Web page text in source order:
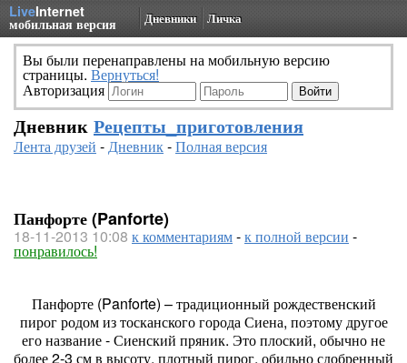
LiveInternet
мобильная версия Дневники Личка
Вы были перенаправлены на мобильную версию
страницы. Вернуться!
Авторизация
Дневник Рецепты_приготовления
Лента друзей -Дневник-Полная версия
Панфорте (Panforte)
18-11-2013 10:08 к комментариям-к полной версии -
понравилось!
Панфорте (Panforte) – традиционный рождественский
пирог родом из тосканского города Сиена, поэтому другое
его название - Сиенский пряник. Это плоский, обычно не
более 2-3 см в высоту, плотный пирог, обильно сдобренный